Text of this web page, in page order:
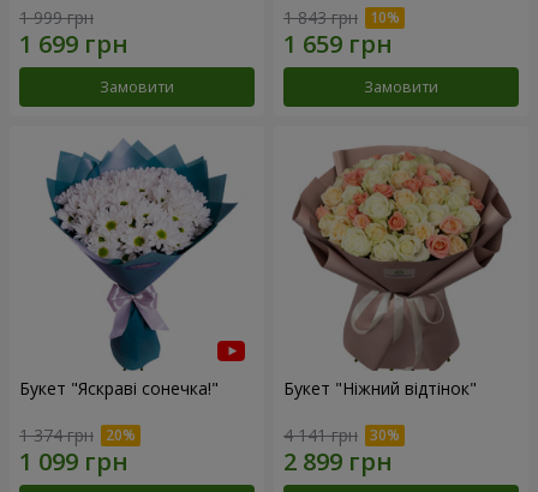
1 999 грн
Замовити
1 843 грн
Замовити
Букет "Яскраві сонечка!"
1 374 грн
Букет "Ніжний відтінок"
4 141 грн